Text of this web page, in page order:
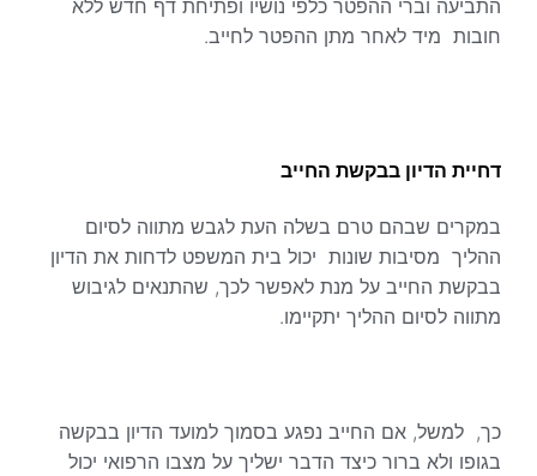
התביעה וברי ההפטר כלפי נושיו ופתיחת דף חדש ללא
חובות מיד לאחר מתן ההפטר לחייב.
דחיית הדיון בבקשת החייב
במקרים שבהם טרם בשלה העת לגבש מתווה לסיום
ההליך מסיבות שונות יכול בית המשפט לדחות את הדיון
בבקשת החייב על מנת לאפשר לכך, שהתנאים לגיבוש
מתווה לסיום ההליך יתקיימו.
כך, למשל, אם החייב נפגע בסמוך למועד הדיון בבקשה
בגופו ולא ברור כיצד הדבר ישליך על מצבו הרפואי יכול